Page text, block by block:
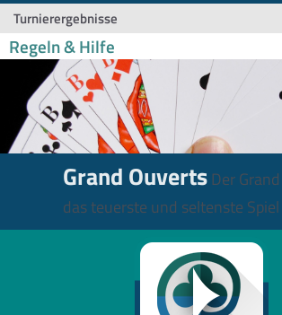
Turnierergebnisse
Regeln & Hilfe
Grand OuvertsDer
das teuerste und seltenste